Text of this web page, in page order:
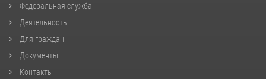
Федеральная служба
Деятельность
Для граждан
Документы
Контакты